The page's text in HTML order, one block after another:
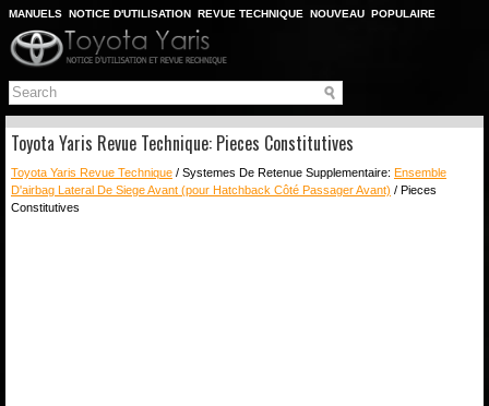
MANUELS NOTICE D'UTILISATION REVUE TECHNIQUE NOUVEAU POPULAIRE
PLAN DU SITE
CHERCHER
Toyota Yaris Revue Technique: Pieces Constitutives
Toyota Yaris Revue Technique / Systemes De Retenue Supplementaire: Ensemble
D'airbag Lateral De Siege Avant (pour Hatchback Côté Passager Avant) / Pieces
Constitutives